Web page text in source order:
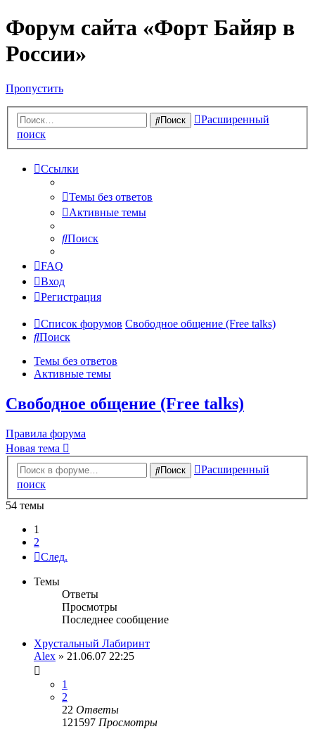
Форум сайта «Форт Байяр в
России»
Пропустить
Поиск
Расширенный
поиск
Ссылки
Темы без ответов
Активные темы
Поиск
FAQ
Вход
Регистрация
Список форумов Свободное общение (Free talks)
Поиск
Темы без ответов
Активные темы
Свободное общение (Free talks)
Правила форума
Новая тема
Поиск
Расширенный
поиск
54 темы
1
2
След.
Темы
Ответы
Просмотры
Последнее сообщение
Хрустальный Лабиринт
Alex » 21.06.07 22:25
1
2
22 Ответы
121597 Просмотры